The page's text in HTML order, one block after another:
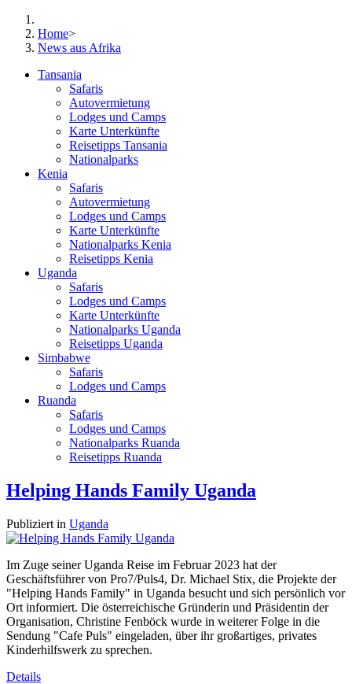
Home>
News aus Afrika
Tansania
Safaris
Autovermietung
Lodges und Camps
Karte Unterkünfte
Reisetipps Tansania
Nationalparks
Kenia
Safaris
Autovermietung
Lodges und Camps
Karte Unterkünfte
Nationalparks Kenia
Reisetipps Kenia
Uganda
Safaris
Lodges und Camps
Karte Unterkünfte
Nationalparks Uganda
Reisetipps Uganda
Simbabwe
Safaris
Lodges und Camps
Ruanda
Safaris
Lodges und Camps
Nationalparks Ruanda
Reisetipps Ruanda
Helping Hands Family Uganda
Publiziert in Uganda
Im Zuge seiner Uganda Reise im Februar 2023 hat der
Geschäftsführer von Pro7/Puls4, Dr. Michael Stix, die Projekte der
"Helping Hands Family" in Uganda besucht und sich persönlich vor
Ort informiert. Die österreichische Gründerin und Präsidentin der
Organisation, Christine Fenböck wurde in weiterer Folge in die
Sendung "Cafe Puls" eingeladen, über ihr großartiges, privates
Kinderhilfswerk zu sprechen.
Details